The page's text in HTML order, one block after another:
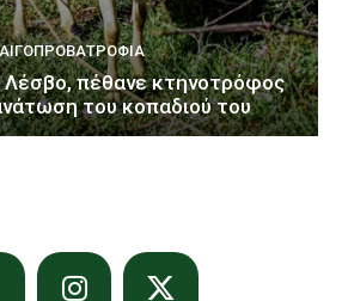
πέθανε κτηνοτρόφος
του κοπαδιού του